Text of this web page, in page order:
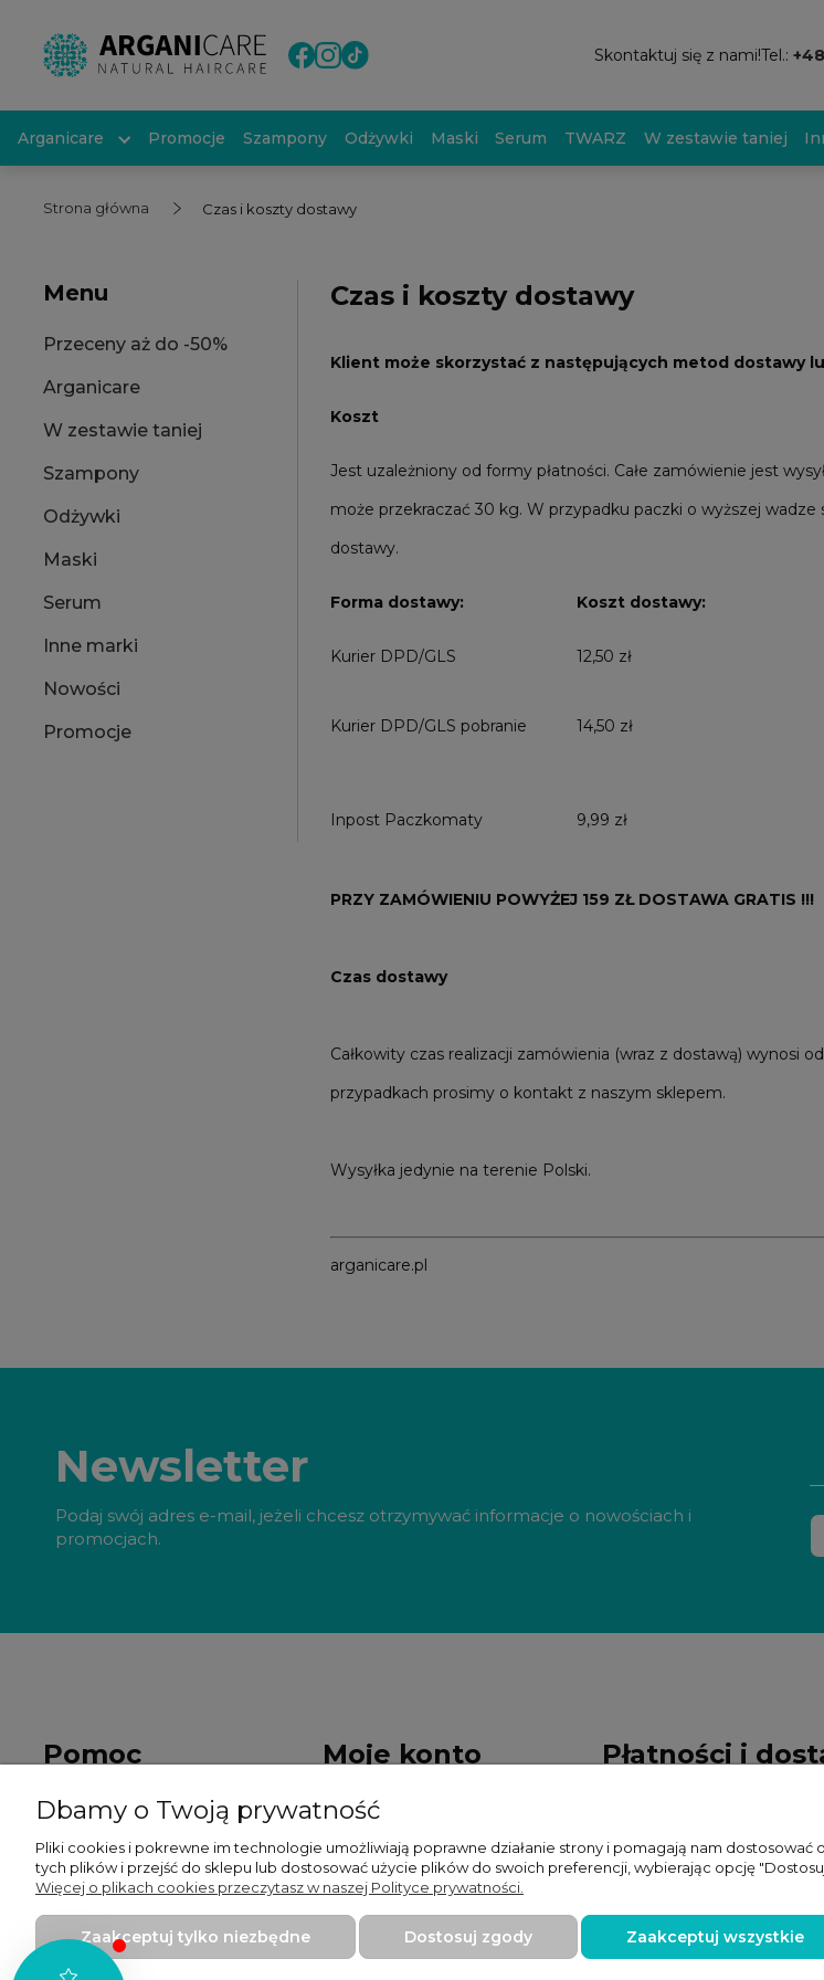
Skontaktuj się z nami!Tel.:
Arganicare Promocje Szampony Odżywki Maski Serum TWARZ W zestawie taniej
Strona główna Czas i koszty dostawy
Menu
Przeceny aż do -50%
Arganicare
W zestawie taniej
Szampony
Odżywki
Maski
Serum
Inne marki
Nowości
Promocje
Czas i koszty dostawy
Klient może skorzystać z następujących metod dostawy
Koszt
Jest uzależniony od formy płatności. Całe zamówienie jest
może przekraczać 30 kg. W przypadku paczki o wyższej
dostawy.
Forma dostawy: Koszt dostawy:
Kurier DPD/GLS 12,50 zł
Kurier DPD/GLS pobranie 14,50 zł
Inpost Paczkomaty 9,99 zł
PRZY ZAMÓWIENIU POWYŻEJ 159 ZŁ DOSTAWA GRATIS !!!
Czas dostawy
Całkowity czas realizacji zamówienia (wraz z dostawą) wynosi
przypadkach prosimy o kontakt z naszym sklepem.
Wysyłka jedynie na terenie Polski.
arganicare.pl
Newsletter
Podaj swój adres e-mail, jeżeli chcesz otrzymywać informacje o nowościach i
promocjach.
Pomoc
Rodo
Regulaminy
Zwroty i reklamacje
Moje konto
Twoje zamówienia
Ustawienia konta
Przechowalnia
Płatności i
Czas i koszty dostawy
Czas realizacji
Dbamy o Twoją prywatność
Pliki cookies i pokrewne im technologie umożliwiają poprawne działanie strony i pomagają nam
tych plików i przejść do sklepu lub dostosować użycie plików do swoich preferencji, wybierając opcję
Więcej o plikach cookies przeczytasz w naszej Polityce prywatności.
Zaakceptuj tylko niezbędne Dostosuj zgody Zaakceptuj wszystkie